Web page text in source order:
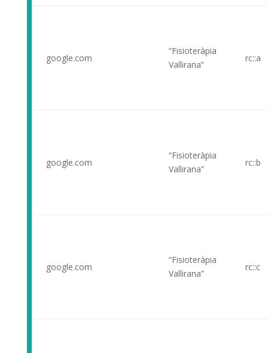
google.com
“Fisioteràpia
Vallirana”
rc::a
google.com
“Fisioteràpia
Vallirana”
rc::b
google.com
“Fisioteràpia
Vallirana”
rc::c